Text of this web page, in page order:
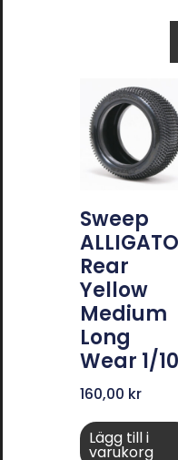
Sweep
Rear
Yellow
Medium
Long
Wear 1/10
160,00 kr
Lägg till i
varukorg